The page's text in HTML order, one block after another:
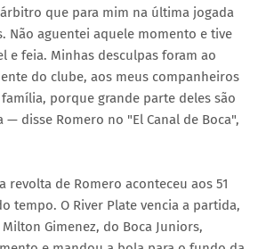
que para mim na última jogada
Não aguentei aquele momento e tive
e feia. Minhas desculpas foram ao
do clube, aos meus companheiros
porque grande parte deles são
disse Romero no "El Canal de Boca",
revolta de Romero aconteceu aos 51
tempo. O River Plate vencia a partida,
Gimenez, do Boca Juniors,